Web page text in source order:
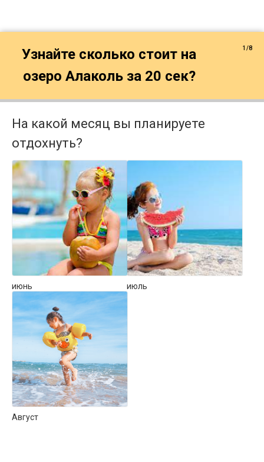
Узнайте сколько стоит на
озеро Алаколь за 20 сек?
1/8
На какой месяц вы планируете
отдохнуть?
июнь июль
Август